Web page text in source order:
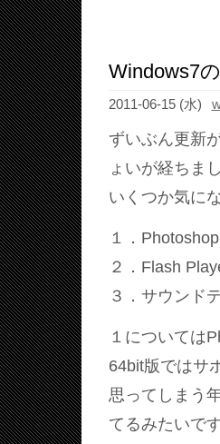
Windows7
2011-06-15 (水)
ずいぶん更新
ょいが経ちまし
いくつか気に
１．
２．Flash
３．サウンド
１については
64bit版ではサ
思ってしまう
てるみたいです